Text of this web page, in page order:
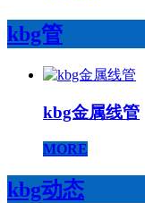
kbg管
kbg金属线管
MORE
kbg动态